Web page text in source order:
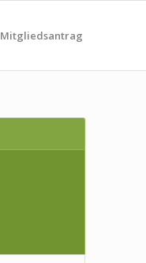
Mitgliedsantrag